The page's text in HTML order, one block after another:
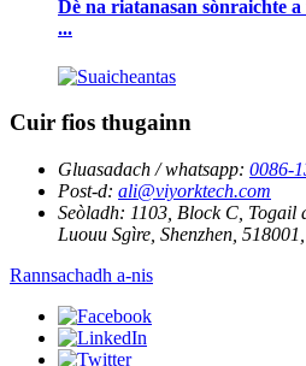
Dè na riatanasan sònraichte
...
Cuir fios thugainn
Gluasadach / whatsapp: 0086-
Post-d: ali@viyorktech.com
Seòladh: 1103, Block C, Togail
Luouu Sgìre, Shenzhen,
Rannsachadh a-nis